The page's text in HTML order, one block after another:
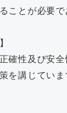
ことが必要
確性及び安
を講じていま